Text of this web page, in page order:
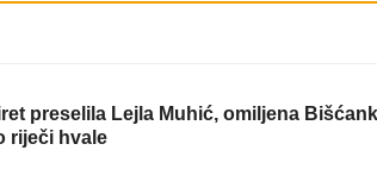
preselila Lejla Muhić, omiljena
riječi hvale